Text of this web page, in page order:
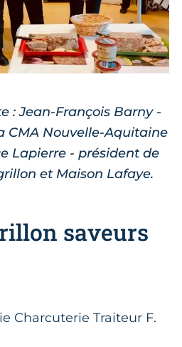
: Jean-François Barny -
CMA Nouvelle-Aquitaine
Lapierre - président de
et Maison Lafaye.
saveurs
Charcuterie Traiteur F.